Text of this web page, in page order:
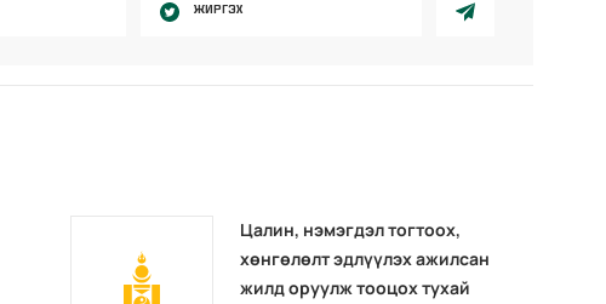
ЖИРГЭХ
Цалин, нэмэгдэл тогтоох,
хөнгөлөлт эдлүүлэх ажилсан
жилд оруулж тооцох тухай